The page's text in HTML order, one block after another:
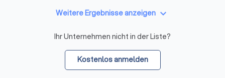
Weitere Ergebnisse anzeigen keyboard_arrow_down
Ihr Unternehmen nicht in der Liste?
Kostenlos anmelden